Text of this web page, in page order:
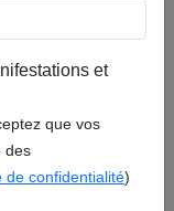
et
que vos
des
de confidentialité)